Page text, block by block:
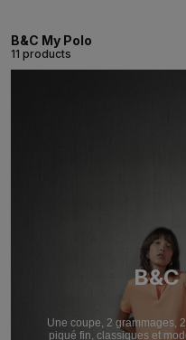
B&C My Polo
11 products
Une coupe, 2 grammages,
piqué fin, classiques et